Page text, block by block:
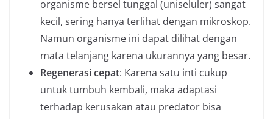
organisme bersel tunggal (uniseluler) sangat
kecil, sering hanya terlihat dengan mikroskop.
Namun organisme ini dapat dilihat dengan
mata telanjang karena ukurannya yang besar.
Regenerasi cepat: Karena satu inti cukup
untuk tumbuh kembali, maka adaptasi
terhadap kerusakan atau predator bisa